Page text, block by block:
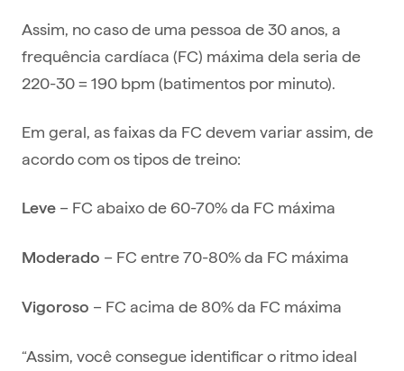
Assim, no caso de uma pessoa de 30 anos, a
frequência cardíaca (FC) máxima dela seria de
220-30 = 190 bpm (batimentos por minuto).
Em geral, as faixas da FC devem variar assim, de
acordo com os tipos de treino:
Leve – FC abaixo de 60-70% da FC máxima
Moderado – FC entre 70-80% da FC máxima
Vigoroso – FC acima de 80% da FC máxima
“Assim, você consegue identificar o ritmo ideal